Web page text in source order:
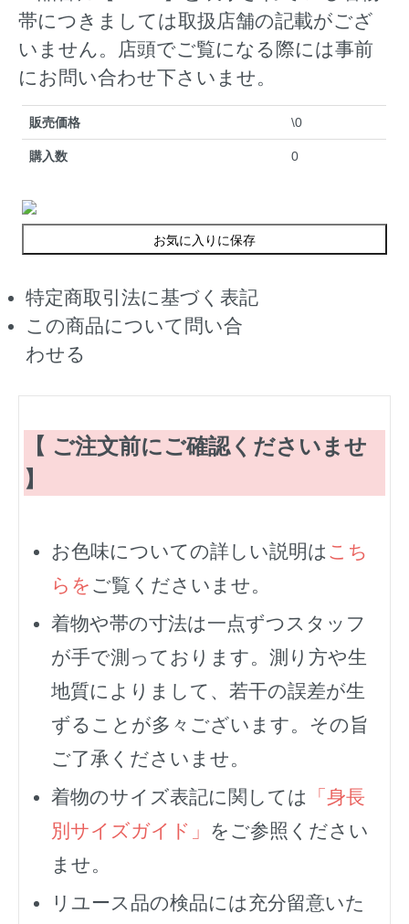
帯につきましては取扱店舗の記載がござ
いません。店頭でご覧になる際には事前
にお問い合わせ下さいませ。
販売価格 \0
購入数 0
お気に入りに保存
特定商取引法に基づく表記
この商品について問い合
わせる
【 ご注文前にご確認くださいませ
】
お色味についての詳しい説明は こち
らを ご覧くださいませ。
着物や帯の寸法は一点ずつスタッフ
が手で測っております。測り方や生
地質によりまして、若干の誤差が生
ずることが多々ございます。その旨
ご了承くださいませ。
着物のサイズ表記に関しては
「身長
別サイズガイド」 をご参照ください
ませ。
リユース品の検品には充分留意いた